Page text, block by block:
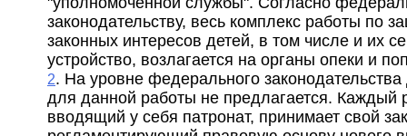
законодательству, весь комплекс работы по
законных интересов детей, в том числе и их
устройство, возлагается на органы опеки и
2. На уровне федерального законодательства
для данной работы не предлагается. Каждый
вводящий у себя патронат, принимает свой